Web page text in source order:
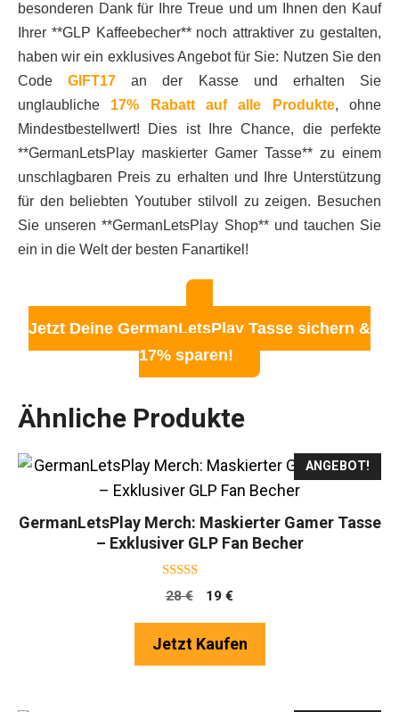
besonderen Dank für Ihre Treue und um Ihnen den Kauf
Ihrer **GLP Kaffeebecher** noch attraktiver zu gestalten,
haben wir ein exklusives Angebot für Sie: Nutzen Sie den
CodeGIFT17 an der Kasse und erhalten Sie
unglaubliche 17% Rabatt auf alle Produkte, ohne
Mindestbestellwert! Dies ist Ihre Chance, die perfekte
**GermanLetsPlay maskierter Gamer Tasse** zu einem
unschlagbaren Preis zu erhalten und Ihre Unterstützung
für den beliebten Youtuber stilvoll zu zeigen. Besuchen
Sie unseren **GermanLetsPlay Shop** und tauchen Sie
ein in die Welt der besten Fanartikel!
Jetzt Deine GermanLetsPlay Tasse sichern &
17% sparen!
Ähnliche Produkte
ANGEBOT!
GermanLetsPlay Merch: Maskierter Gamer Tasse
– Exklusiver GLP Fan Becher
4.25
von 5
28€
Ursprünglicher
war:
19 €
ist:
Jetzt Kaufen